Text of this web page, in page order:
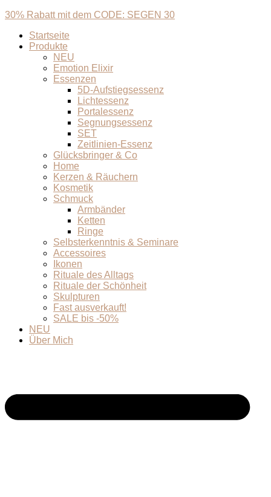
30% Rabatt mit dem CODE: SEGEN 30
Startseite
Produkte
NEU
Emotion Elixir
Essenzen
5D-Aufstiegsessenz
Lichtessenz
Portalessenz
Segnungsessenz
SET
Zeitlinien-Essenz
Glücksbringer & Co
Home
Kerzen & Räuchern
Kosmetik
Schmuck
Armbänder
Ketten
Ringe
Selbsterkenntnis & Seminare
Accessoires
Ikonen
Rituale des Alltags
Rituale der Schönheit
Skulpturen
Fast ausverkauft!
SALE bis -50%
NEU
Über Mich